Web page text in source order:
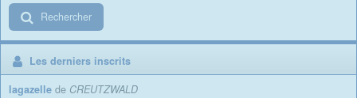
Rechercher
Les derniers inscrits
lagazelle de CREUTZWALD